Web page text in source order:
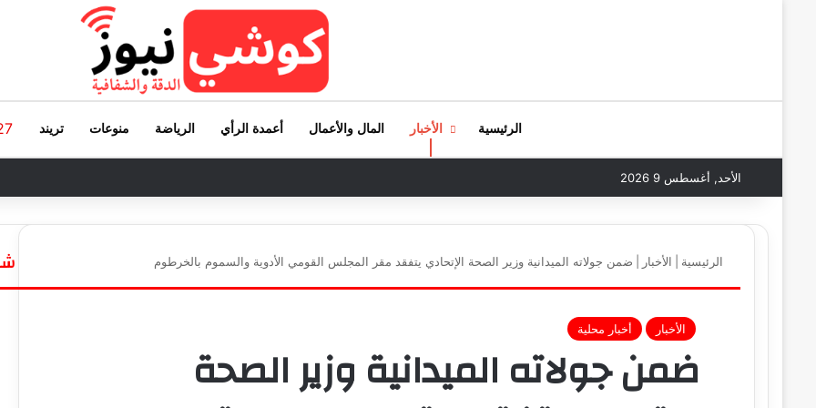
الرئيسية الأخبار المال والأعمال أعمدة الرأي الرياضة منوعات تريند
الأحد, أغسطس 9 2026
الرئيسية الأخبار ضمن جولاته الميدانية وزير الصحة الإتحادي يتفقد مقر المجلس القومي الأدوية والسموم بالخرطوم
الأخبار أخبار محلية
ضمن جولاته الميدانية وزير الصحة